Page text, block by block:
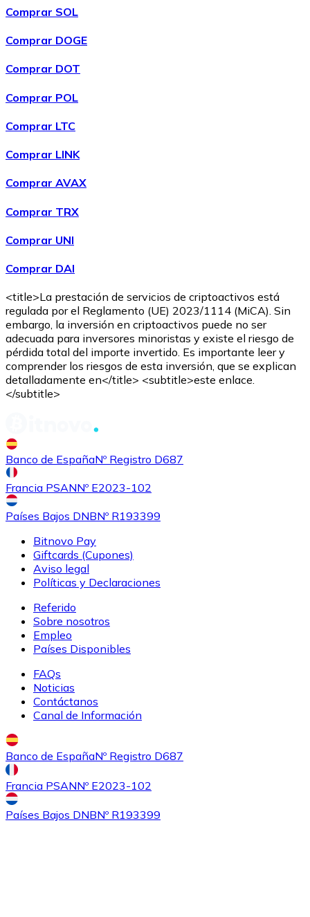
ComprarWrapped Bitcoin
ComprarAvalanche
Comprar
SHIB
ComprarUniswap
UNI
Comprar
ETC
Comprar SOL
Comprar DOGE
Comprar DOT
Comprar POL
Comprar LTC
Comprar LINK
Comprar AVAX
Comprar TRX
Comprar UNI
Comprar DAI
<title>La prestación de servicios de criptoactivos está
regulada por el Reglamento (UE) 2023/1114 (MiCA). Sin
embargo, la inversión en criptoactivos puede no ser
adecuada para inversores minoristas y existe el riesgo de
pérdida total del importe invertido. Es importante leer y
comprender los riesgos de esta inversión, que se explican
detalladamente en</title> <subtitle>este enlace.
</subtitle>
Banco de EspañaNº Registro D687
Francia PSANNº E2023-102
Países Bajos DNBNº R193399
Bitnovo Pay
Giftcards (Cupones)
Aviso legal
Políticas y Declaraciones
Referido
Sobre nosotros
Empleo
Países Disponibles
FAQs
Noticias
Contáctanos
Canal de Información
Banco de EspañaNº Registro D687
Francia PSANNº E2023-102
Países Bajos DNBNº R193399